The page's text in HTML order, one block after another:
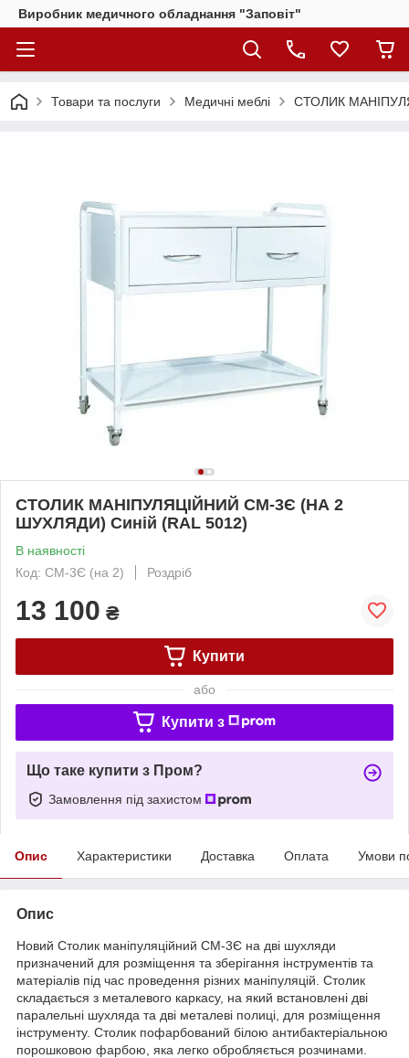
Виробник медичного обладнання "Заповіт"
Товари та послуги Медичні меблі СТОЛИК
СТОЛИК МАНІПУЛЯЦІЙНИЙ СМ-3Є (НА 2
ШУХЛЯДИ) Синій (RAL 5012)
В наявності
Код: СМ-3Є (на 2)
Роздріб
13 100 ₴
Купити
або
Купити з
Що таке купити з Пром?
Замовлення під захистом
Опис Характеристики Доставка Оплата Умови
Опис
Новий Столик маніпуляційний СМ-3Є на дві шухляди
призначений для розміщення та зберігання інструментів та
матеріалів під час проведення різних маніпуляцій. Столик
складається з металевого каркасу, на який встановлені дві
паралельні шухляда та дві металеві полиці, для розміщення
інструменту. Столик пофарбований білою антибактеріальною
порошковою фарбою, яка легко обробляється розчинами.